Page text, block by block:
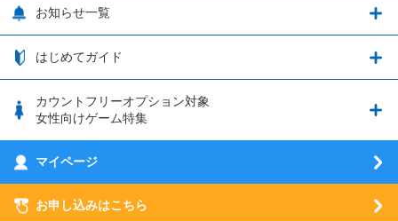
つながる端末保証
フィルタリングアプリ
5G回線オプションについて
LINE年齢認証について
プリンセスコネクト！Re:Dive
釣り★スタ
ウマスクについて
日割り計算
iPhone利用について
動作確認済み端末一覧
サポート・ヘルプ
nanoSIM･microSIM･通常SIMの初期設定方法
eSIMの初期設定方法
MVNOのギモンを解消！
お知らせ一覧
お知らせ一覧
はじめてガイド
はじめてガイド
SIMサービスについて
SIMロック解除ガイド
カウントフリーオプション対象
女性向けゲーム特集
刀剣乱舞-ONLINE- Pocket
マイページ
お申し込みはこちら